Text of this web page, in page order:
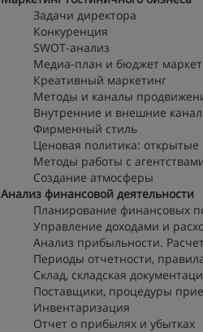
Задачи директора
Конкуренция
SWOT-анализ
Медиа-план и бюджет
Креативный маркетинг
Методы и каналы
Внутренние и внешние
Фирменный стиль
Ценовая политика:
Методы работы с
Создание атмосферы
Анализ финансовой деятельности
Планирование финансовых
Управление доходами и
Анализ прибыльности.
Периоды отчетности,
Склад, складская
Поставщики, процедуры
Инвентаризация
Отчет о прибылях и убытках